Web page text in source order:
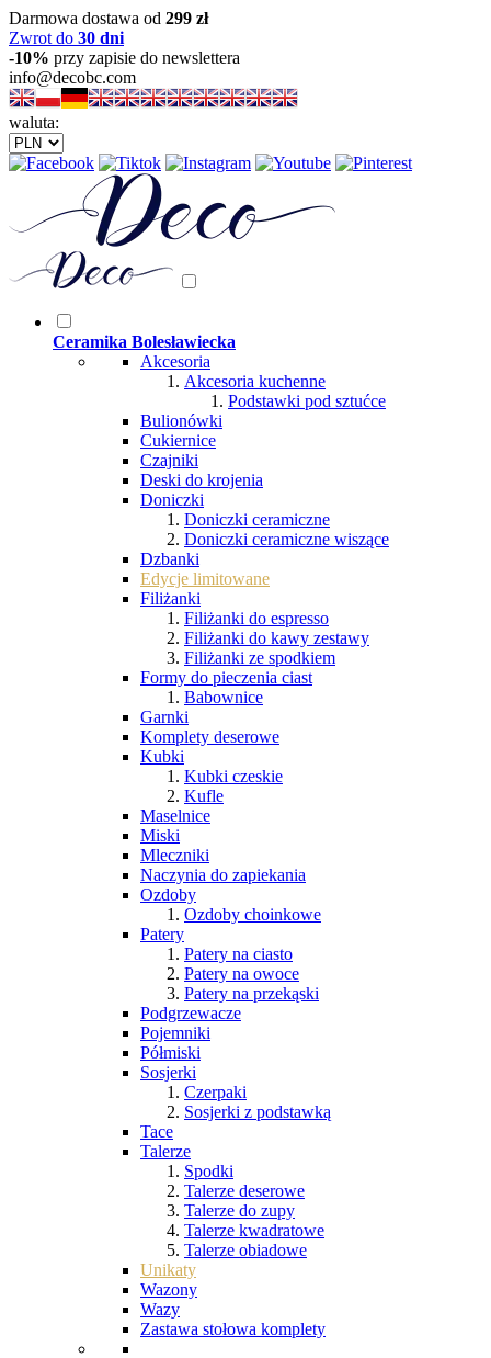
Darmowa dostawa od 299 zł
Zwrot do 30 dni
-10% przy zapisie do newslettera
info@decobc.com
waluta:
Ceramika Bolesławiecka
Akcesoria
Akcesoria kuchenne
Podstawki pod sztućce
Bulionówki
Cukiernice
Czajniki
Deski do krojenia
Doniczki
Doniczki ceramiczne
Doniczki ceramiczne wiszące
Dzbanki
Edycje limitowane
Filiżanki
Filiżanki do espresso
Filiżanki do kawy zestawy
Filiżanki ze spodkiem
Formy do pieczenia ciast
Babownice
Garnki
Komplety deserowe
Kubki
Kubki czeskie
Kufle
Maselnice
Miski
Mleczniki
Naczynia do zapiekania
Ozdoby
Ozdoby choinkowe
Patery
Patery na ciasto
Patery na owoce
Patery na przekąski
Podgrzewacze
Pojemniki
Półmiski
Sosjerki
Czerpaki
Sosjerki z podstawką
Tace
Talerze
Spodki
Talerze deserowe
Talerze do zupy
Talerze kwadratowe
Talerze obiadowe
Unikaty
Wazony
Wazy
Zastawa stołowa komplety